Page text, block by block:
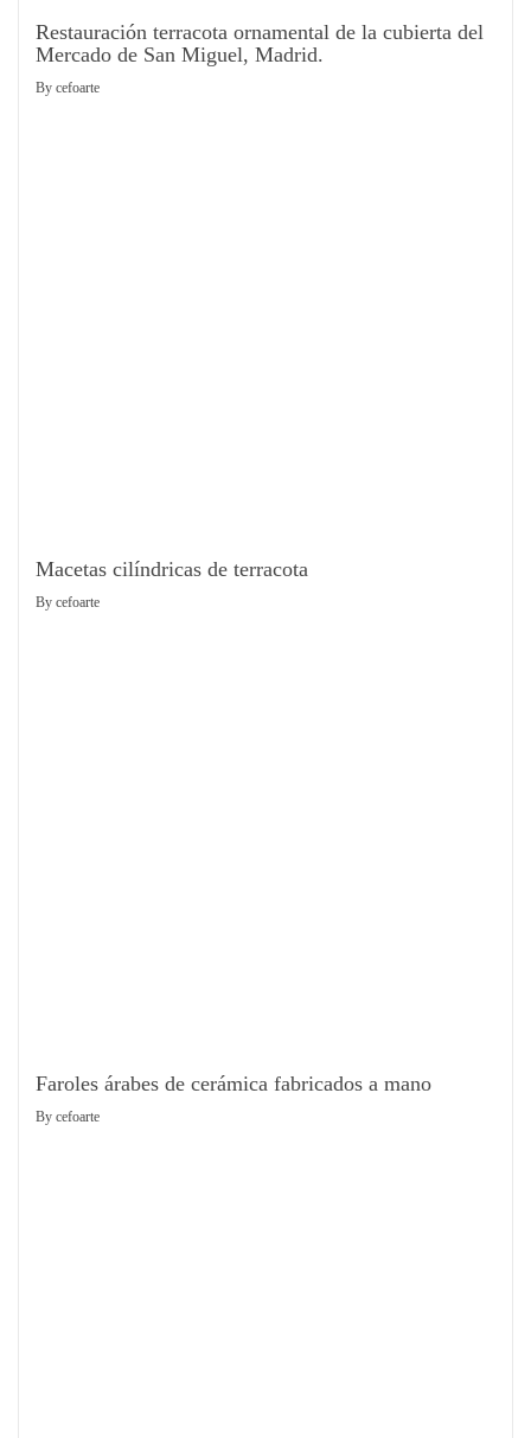
Restauración terracota ornamental de la cubierta del
Mercado de San Miguel, Madrid.
By cefoarte
Macetas cilíndricas de terracota
By cefoarte
Faroles árabes de cerámica fabricados a mano
By cefoarte